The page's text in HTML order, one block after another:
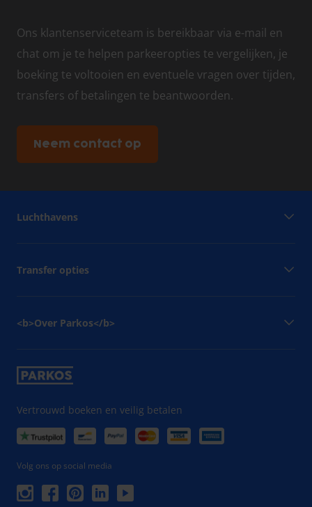
Ons klantenserviceteam is bereikbaar via e-mail en
chat om je te helpen parkeeropties te vergelijken, je
boeking te voltooien en eventuele vragen over tijden,
transfers of betalingen te beantwoorden.
Neem contact op
Vertrouwd boeken en veilig betalen
Volg ons op social media
Luchthavens
Transfer opties
<b>Over Parkos</b>